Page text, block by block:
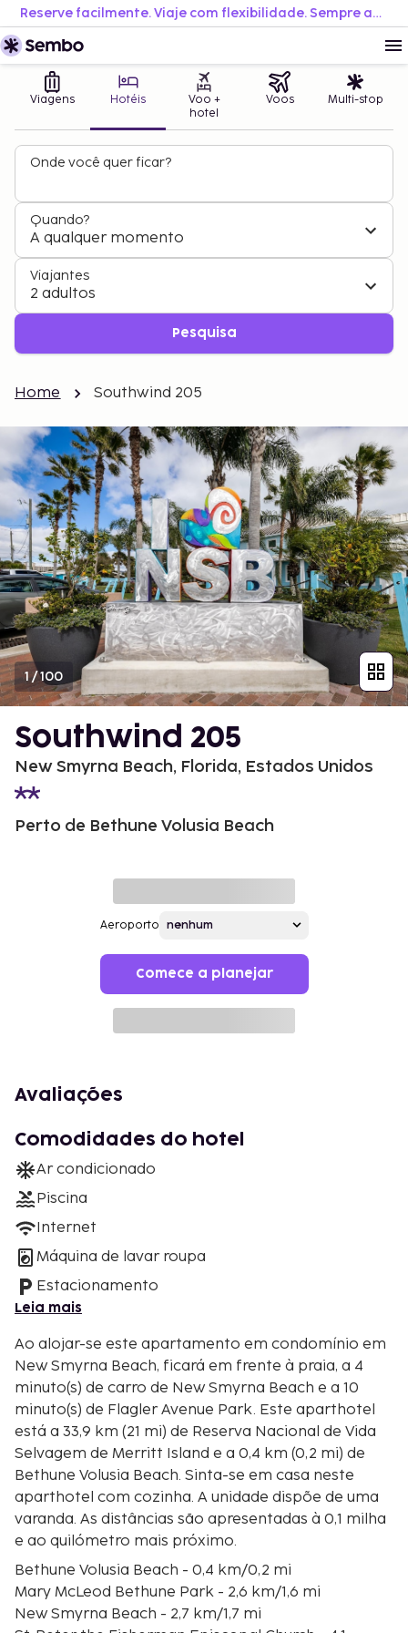
Reserve facilmente. Viaje com flexibilidade. Sempre ao melhor preço.
Viagens Hotéis
Voo +
hotel
Voos Multi-stop
Onde você quer ficar?
Quando?
A qualquer momento
Viajantes
2 adultos
Pesquisa
Home Southwind 205
1/100
Southwind 205
New Smyrna Beach, Florida, Estados Unidos
Perto de Bethune Volusia Beach
Aeroporto
Comece a planejar
Avaliações
Comodidades do hotel
Ar condicionado
Piscina
Internet
Máquina de lavar roupa
Estacionamento
Leia mais
Ao alojar-se este apartamento em condomínio em
New Smyrna Beach, ficará em frente à praia, a 4
minuto(s) de carro de New Smyrna Beach e a 10
minuto(s) de Flagler Avenue Park. Este aparthotel
está a 33,9 km (21 mi) de Reserva Nacional de Vida
Selvagem de Merritt Island e a 0,4 km (0,2 mi) de
Bethune Volusia Beach. Sinta-se em casa neste
aparthotel com cozinha. A unidade dispõe de uma
varanda. As distâncias são apresentadas à 0,1 milha
e ao quilómetro mais próximo.
Bethune Volusia Beach - 0,4 km/0,2 mi
Mary McLeod Bethune Park - 2,6 km/1,6 mi
New Smyrna Beach - 2,7 km/1,7 mi